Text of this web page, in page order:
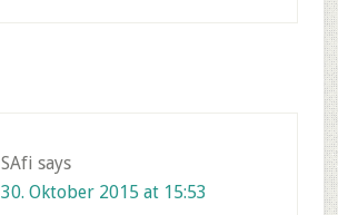
SAfi says
30. Oktober 2015 at 15:53